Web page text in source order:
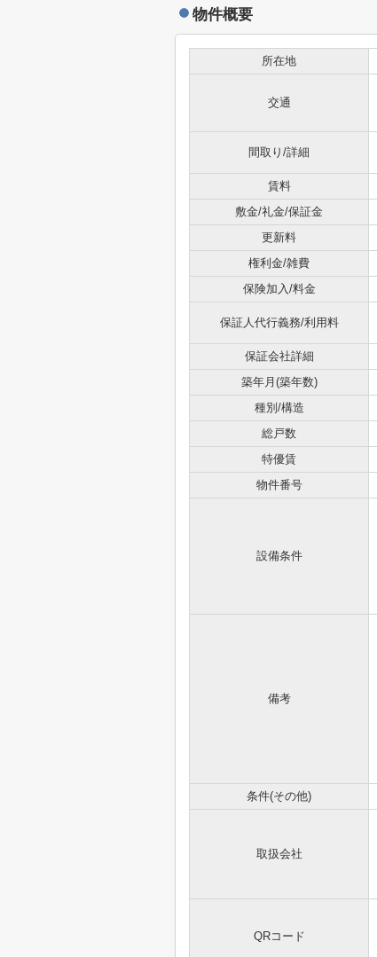
物件概要
所在地
交通
間取り/詳細
賃料
敷金/礼金/保証金
更新料
権利金/雑費
保険加入/料金
保証人代行義務/利用料
保証会社詳細
築年月(築年数)
種別/構造
総戸数
特優賃
物件番号
設備条件
備考
条件(その他)
取扱会社
QRコード